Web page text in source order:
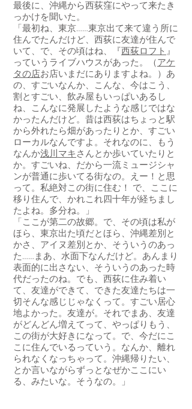
最後に、沖縄から西荻窪にやって来たき
っかけを聞いた。
「最初ね、東京……東京出て来て違う所に
住んでたんだけど、西荻に友達が住んで
いて、で、その頃はね、『西荻ロフト 』
っていうライブハウスがあった。（アケ
タの店お店いまだにありますよね。）あ
の、すごいなんか、こんな、今はこう、
割とすごい、飲み屋もいっぱいあるし
ね、こんなに発展したような感じではな
かったんだけど。昔は西荻はちょっと駅
から外れたら畑があったりとか、すごい
ローカルなんですよ。それなのに、もう
なんか浅川マキ さんとか歩いていたりと
か。すごいね、だから一流ミュージシャ
ンが普通に歩いてる街なの。えー！と思
って。私絶対この街に住む！ で、ここに
移り住んで、かれこれ四十年が経ちまし
たよね。多分ね。」
「ここが第二の故郷。で、その頃は私が
ほら、東京出た頃だとほら、沖縄差別と
かさ、アイヌ差別とか、そういうのあっ
た……まあ、水面下なんだけど。あんまり
表面的に出さない、そういうのあった時
代だったのね。でも、西荻に住み着い
て、友達ができて、できた友達たちは一
切そんな感じじゃなくって。すごい居心
地よかった。友達が。それでまあ、友達
がどんどん増えてって、やっぱりもう、
この街が大好きになって。で、今だにこ
こに住んでいるっていう。なんか、離れ
られなくなっちゃって。沖縄帰りたい、
とか言いながらずっとなぜかここにい
る、みたいな。そうなの。」